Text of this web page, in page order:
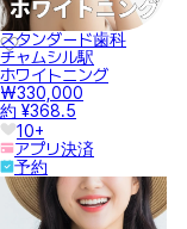
スタンダード歯科
チャムシル駅
ホワイトニング
₩330,000
約 ¥368.5
10+
アプリ決済
予約